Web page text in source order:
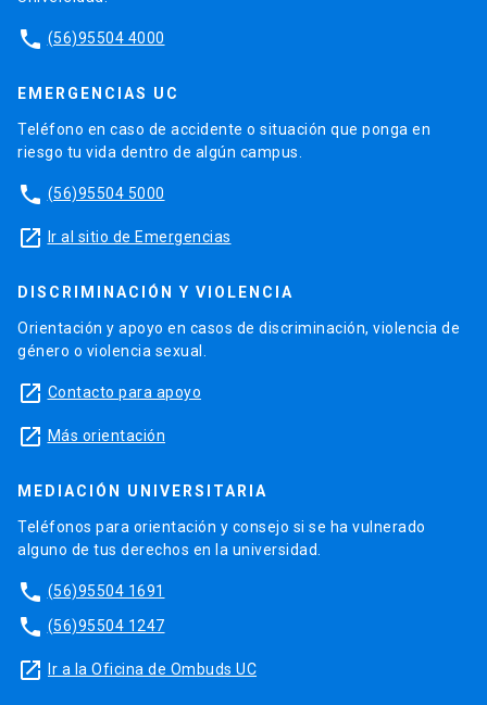
phone (56)95504 4000
EMERGENCIAS UC
Teléfono en caso de accidente o situación que ponga en
riesgo tu vida dentro de algún campus.
phone (56)95504 5000
launch Ir al sitio de Emergencias
DISCRIMINACIÓN Y VIOLENCIA
Orientación y apoyo en casos de discriminación, violencia de
género o violencia sexual.
launch Contacto para apoyo
launch Más orientación
MEDIACIÓN UNIVERSITARIA
Teléfonos para orientación y consejo si se ha vulnerado
alguno de tus derechos en la universidad.
phone (56)95504 1691
phone (56)95504 1247
launch Ir a la Oficina de Ombuds UC